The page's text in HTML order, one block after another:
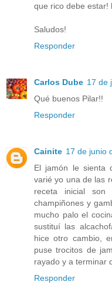
que rico debe estar!
Saludos!
Responder
Carlos Dube 17 de
Qué buenos Pilar!!
Responder
Cainite 17 de junio
El jamón le sienta
varié yo una de las
receta inicial son
champiñones y
mucho palo el
sustituí las
hice otro cambio,
puse trocitos de
rayado y a terminar
Responder